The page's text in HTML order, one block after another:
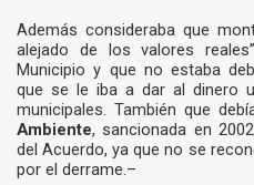
Además consideraba que
alejado de los valores
Municipio y que no estaba
que se le iba a dar al dinero
municipales. También que
Ambiente, sancionada en
del Acuerdo, ya que no se
por el derrame.–